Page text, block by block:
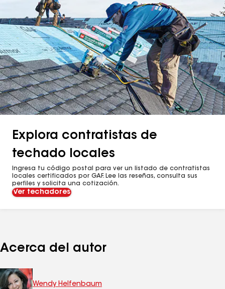
Explora contratistas de
techado locales
Ingresa tu código postal para ver un listado de contratistas
locales certificados por GAF. Lee las reseñas, consulta sus
perfiles y solicita una cotización.
Ver techadores
Acerca del autor
Wendy Helfenbaum